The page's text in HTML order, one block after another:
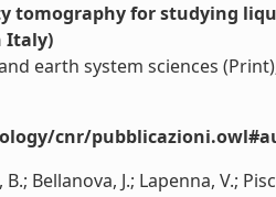
tomography for studying
Italy)
earth system sciences
cnr/
Bellanova, J.; Lapenna, V.;